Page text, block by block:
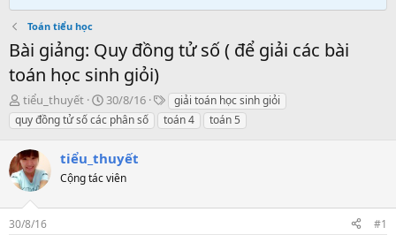
Toán tiểu học
Bài giảng: Quy đồng tử số ( để giải các bài
toán học sinh giỏi)
T
h
r
e
a
d
s
t
a
tiểu_thuyết
N
g
à
g
ử
30/8/16
T
ừ
k
giải toán học sinh giỏi
quy đồng tử số các phân số
toán 4 toán 5
tiểu_thuyết
Cộng tác viên
30/8/16 #1